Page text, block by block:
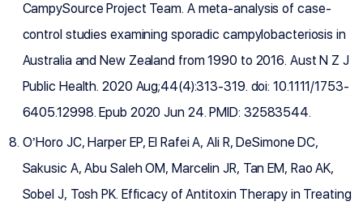
CampySource Project Team. A meta-analysis of case-
control studies examining sporadic campylobacteriosis in
Australia and New Zealand from 1990 to 2016. Aust N Z J
Public Health. 2020 Aug;44(4):313-319. doi: 10.1111/1753-
6405.12998. Epub 2020 Jun 24. PMID: 32583544.
O’Horo JC, Harper EP, El Rafei A, Ali R, DeSimone DC,
Sakusic A, Abu Saleh OM, Marcelin JR, Tan EM, Rao AK,
Sobel J, Tosh PK. Efficacy of Antitoxin Therapy in Treating